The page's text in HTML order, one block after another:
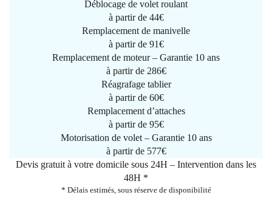
Déblocage de volet roulant
à partir de 44€
Remplacement de manivelle
à partir de 91€
Remplacement de moteur – Garantie 10 ans
à partir de 286€
Réagrafage tablier
à partir de 60€
Remplacement d’attaches
à partir de 95€
Motorisation de volet – Garantie 10 ans
à partir de 577€
Devis gratuit à votre domicile sous 24H – Intervention dans les
48H *
* Délais estimés, sous réserve de disponibilité